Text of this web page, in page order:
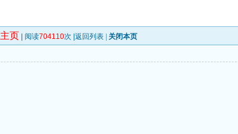
页 | 阅读704110次 |返回列表 关闭本页